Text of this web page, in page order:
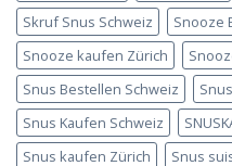
Skruf Snus Schweiz
Snooze
Snooze kaufen Zürich
Snus Bestellen Schweiz
Snus Kaufen Schweiz
Snus kaufen Zürich
Snus